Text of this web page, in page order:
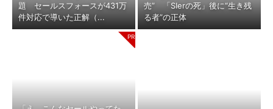
題 セールスフォースが431万
件対応で導いた正解（...
売” 「SIerの死」後に“生き残
る者”の正体